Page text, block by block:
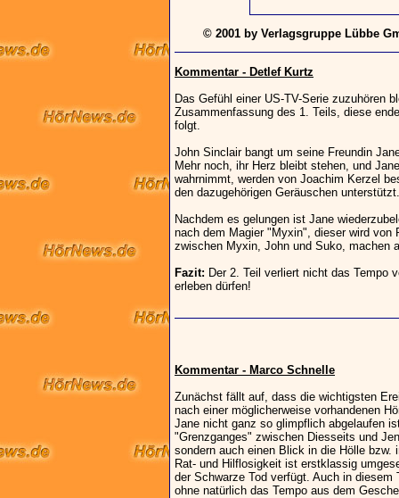
© 2001 by Verlagsgruppe Lübbe
Kommentar - Detlef Kurtz
Das Gefühl einer US-TV-Serie zuzuhören
Zusammenfassung des 1. Teils, diese
folgt.
John Sinclair bangt um seine Freundin
Mehr noch, ihr Herz bleibt stehen, und
wahrnimmt, werden von Joachim Kerzel
den dazugehörigen Geräuschen unterstützt.
Nachdem es gelungen ist Jane
nach dem Magier "Myxin", dieser wird
zwischen Myxin, John und Suko, machen
Fazit: Der 2. Teil verliert nicht das Tempo
erleben dürfen!
Kommentar - Marco Schnelle
Zunächst fällt auf, dass die wichtigsten
nach einer möglicherweise vorhandenen
Jane nicht ganz so glimpflich abgelaufen
"Grenzganges" zwischen Diesseits und
sondern auch einen Blick in die Hölle
Rat- und Hilflosigkeit ist erstklassig
der Schwarze Tod verfügt. Auch in
ohne natürlich das Tempo aus dem